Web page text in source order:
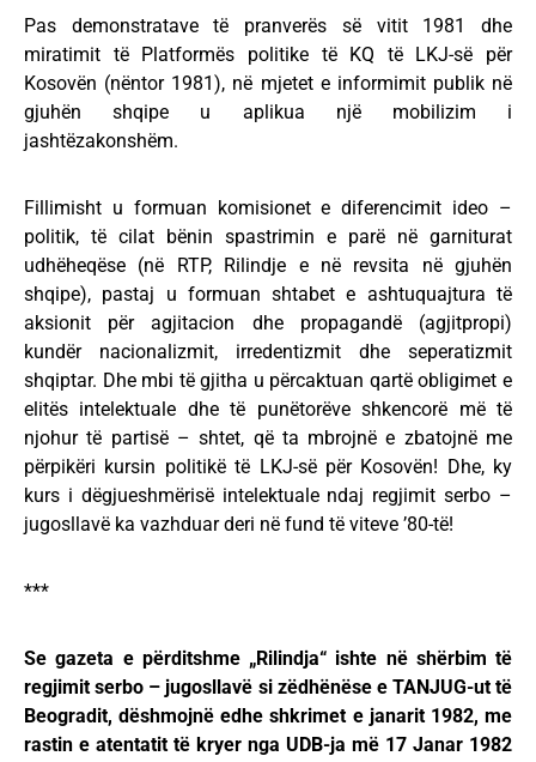
Pas demonstratave të pranverës së vitit 1981 dhe
miratimit të Platformës politike të KQ të LKJ-së për
Kosovën (nëntor 1981), në mjetet e informimit publik në
gjuhën shqipe u aplikua një mobilizim i
jashtëzakonshëm.
Fillimisht u formuan komisionet e diferencimit ideo –
politik, të cilat bënin spastrimin e parë në garniturat
udhëheqëse (në RTP, Rilindje e në revsita në gjuhën
shqipe), pastaj u formuan shtabet e ashtuquajtura të
aksionit për agjitacion dhe propagandë (agjitpropi)
kundër nacionalizmit, irredentizmit dhe seperatizmit
shqiptar. Dhe mbi të gjitha u përcaktuan qartë obligimet e
elitës intelektuale dhe të punëtorëve shkencorë më të
njohur të partisë – shtet, që ta mbrojnë e zbatojnë me
përpikëri kursin politikë të LKJ-së për Kosovën! Dhe, ky
kurs i dëgjueshmërisë intelektuale ndaj regjimit serbo –
jugosllavë ka vazhduar deri në fund të viteve ’80-të!
***
Se gazeta e përditshme „Rilindja“ ishte në shërbim të
regjimit serbo – jugosllavë si zëdhënëse e TANJUG-ut të
Beogradit, dëshmojnë edhe shkrimet e janarit 1982, me
rastin e atentatit të kryer nga UDB-ja më 17 Janar 1982